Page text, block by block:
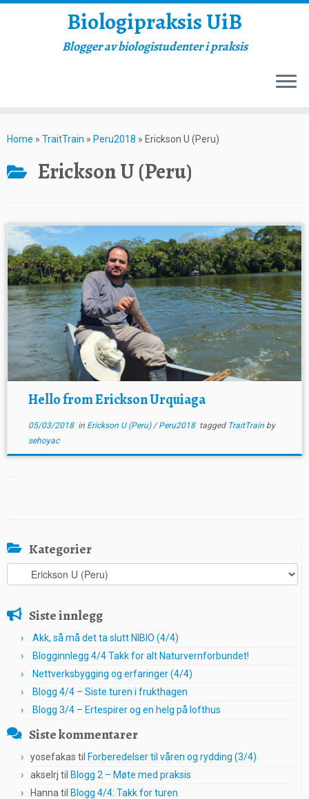
to
Biologipraksis UiB
Blogger av biologistudenter i praksis
Home » TraitTrain » Peru2018 » Erickson U (Peru)
Erickson U (Peru)
Hello from Erickson Urquiaga
05/03/2018in Erickson U (Peru)/Peru2018 tagged TraitTrain by
sehoyac
Kategorier
Kategorier
Siste innlegg
Akk, så må det ta slutt NIBIO (4/4)
Blogginnlegg 4/4 Takk for alt Naturvernforbundet!
Nettverksbygging og erfaringer (4/4)
Blogg 4/4 – Siste turen i frukthagen
Blogg 3/4 – Ertespirer og en helg på lofthus
Siste kommentarer
yosefakas til Forberedelser til våren og rydding (3/4)
akselrj til Blogg 2 – Møte med praksis
Hanna til Blogg 4/4: Takk for turen